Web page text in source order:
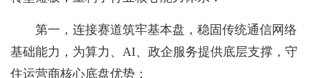
第一，连接赛道筑牢基本盘，稳固传统通信网络
基础能力，为算力、AI、政企服务提供底层支撑，守
住运营商核心底盘优势；